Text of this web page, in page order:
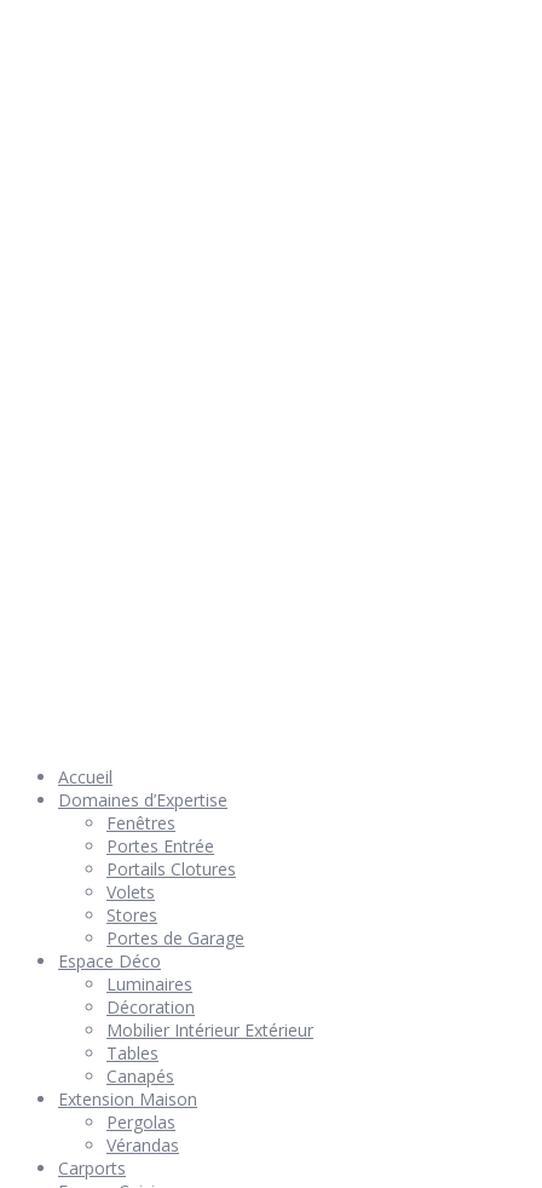
Accueil
Domaines d’Expertise
Fenêtres
Portes Entrée
Portails Clotures
Volets
Stores
Portes de Garage
Espace Déco
Luminaires
Décoration
Mobilier Intérieur Extérieur
Tables
Canapés
Extension Maison
Pergolas
Vérandas
Carports